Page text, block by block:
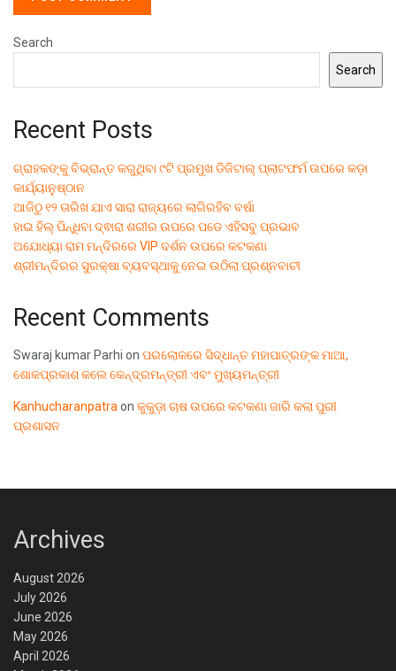
Search
Search
Recent Posts
ଗ୍ରାହକଙ୍କୁ ବିଭ୍ରାନ୍ତ କରୁଥିବା ୯ଟି ପ୍ରମୁଖ ଡିଜିଟାଲ୍ ପ୍ଲାଟଫର୍ମ ଉପରେ କଡ଼ା
କାର୍ଯ୍ୟାନୁଷ୍ଠାନ
ଆଜିଠୁ ୧୨ ତାରିଖ ଯାଏ ସାରା ରାଜ୍ୟରେ ଲାଗିରହିବ ବର୍ଷା
ହାଇ ହିଲ୍ ପିନ୍ଧିବା ଦ୍ଵାରା ଶରୀର ଉପରେ ପଡେ ଏହିସବୁ ପ୍ରଭାବ
ଅଯୋଧ୍ୟା ରାମ ମନ୍ଦିରରେ VIP ଦର୍ଶନ ଉପରେ କଟକଣା
ଶ୍ରୀମନ୍ଦିରର ସୁରକ୍ଷା ବ୍ୟବସ୍ଥାକୁ ନେଇ ଉଠିଲା ପ୍ରଶ୍ନବାଚୀ
Recent Comments
Swaraj kumar Parhi on ପରଲୋକରେ ସିଦ୍ଧାନ୍ତ ମହାପାତ୍ରଙ୍କ ମାଆ,
ଶୋକପ୍ରକାଶ କଲେ କେନ୍ଦ୍ରମନ୍ତ୍ରୀ ଏବଂ ମୁଖ୍ୟମନ୍ତ୍ରୀ
Kanhucharanpatraon କୁକୁଡ଼ା ଚାଷ ଉପରେ କଟକଣା ଜାରି କଲା ପୁରୀ
ପ୍ରଶାସନ
Archives
August 2026
July 2026
June 2026
May 2026
April 2026